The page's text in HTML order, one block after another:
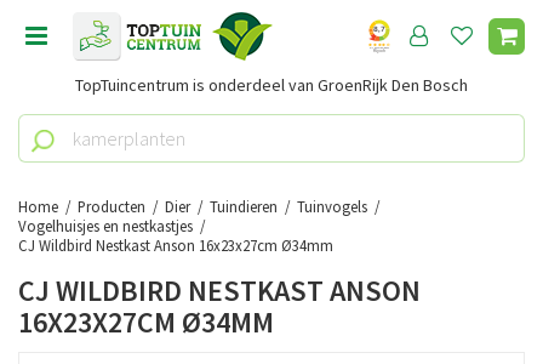
Home Producten Dier Tuindieren
Tuinvogels
Vogelhuisjes en nestkastjes
CJ Wildbird Nestkast Anson 16x23x27cm Ø34mm
TopTuincentrum is onderdeel van GroenRijk Den Bosch
CJ WILDBIRD NESTKAST ANSON
16X23X27CM Ø34MM